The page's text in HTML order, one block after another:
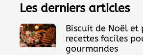
Les derniers articles
Biscuit de Noël et
recettes faciles
gourmandes